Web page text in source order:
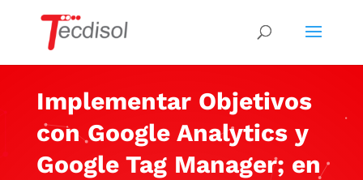
Implementar Objetivos
con Google Analytics y
Google Tag Manager; en